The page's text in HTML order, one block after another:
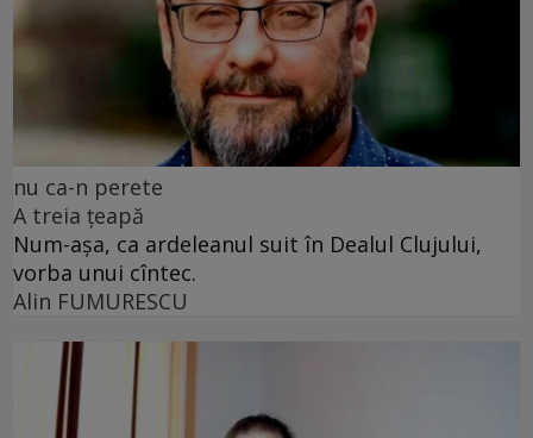
nu ca-n perete
A treia țeapă
Num-așa, ca ardeleanul suit în Dealul Clujului,
vorba unui cîntec.
Alin FUMURESCU